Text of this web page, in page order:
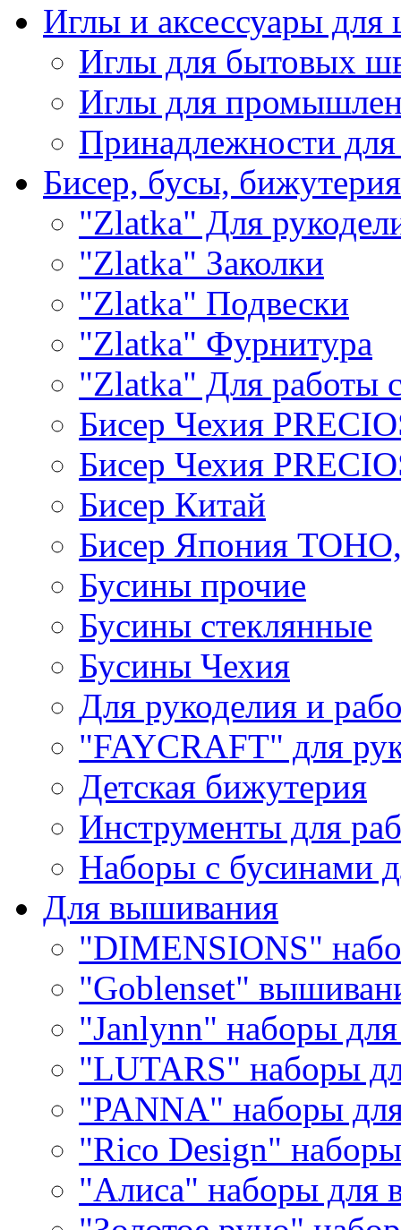
Иглы и аксессуары
Иглы для бытовых
Иглы для
Принадлежности
Бисер, бусы, бижутерия
"Zlatka" Для
"Zlatka" Заколки
"Zlatka" Подвески
"Zlatka" Фурнитура
"Zlatka" Для работы
Бисер Чехия
Бисер Чехия
Бисер Китай
Бисер Япония
Бусины прочие
Бусины стеклянные
Бусины Чехия
Для рукоделия и
"FAYCRAFT" для
Детская бижутерия
Инструменты для
Наборы с бусинами
Для вышивания
"DIMENSIONS"
"Goblenset"
"Janlynn" наборы
"LUTARS" наборы
"PANNA" наборы
"Rico Design"
"Алиса" наборы для